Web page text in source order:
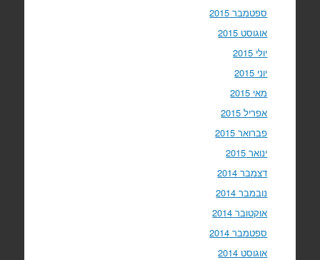
ספטמבר 2015
אוגוסט 2015
יולי 2015
יוני 2015
מאי 2015
אפריל 2015
פברואר 2015
ינואר 2015
דצמבר 2014
נובמבר 2014
אוקטובר 2014
ספטמבר 2014
אוגוסט 2014